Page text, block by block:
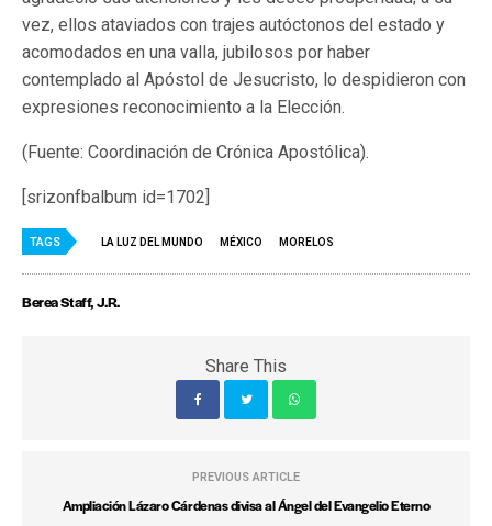
vez, ellos ataviados con trajes autóctonos del estado y
acomodados en una valla, jubilosos por haber
contemplado al Apóstol de Jesucristo, lo despidieron con
expresiones reconocimiento a la Elección.
(Fuente: Coordinación de Crónica Apostólica).
[srizonfbalbum id=1702]
TAGS LA LUZ DEL MUNDO MÉXICO MORELOS
Berea Staff, J.R.
Share This
PREVIOUS ARTICLE
Ampliación Lázaro Cárdenas divisa al Ángel del Evangelio Eterno